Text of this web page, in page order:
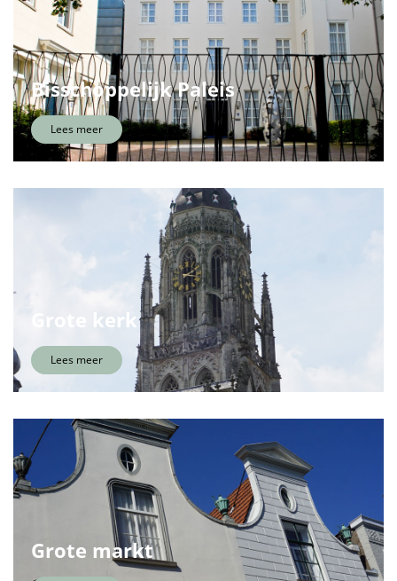
Bisschoppelijk Paleis
Lees meer
Grote kerk
Lees meer
Grote markt